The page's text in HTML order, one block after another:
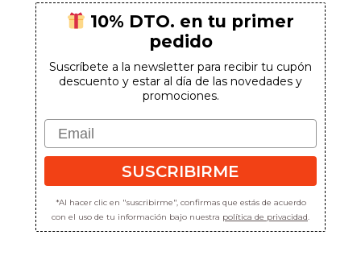
10% DTO. en tu primer
pedido
Suscríbete a la newsletter para recibir tu cupón
descuento y estar al día de las novedades y
promociones.
Email
SUSCRIBIRME
*Al hacer clic en "suscribirme", confirmas que estás de acuerdo
con el uso de tu información bajo nuestra política de privacidad.